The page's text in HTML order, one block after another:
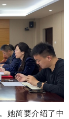
她简要介绍了中